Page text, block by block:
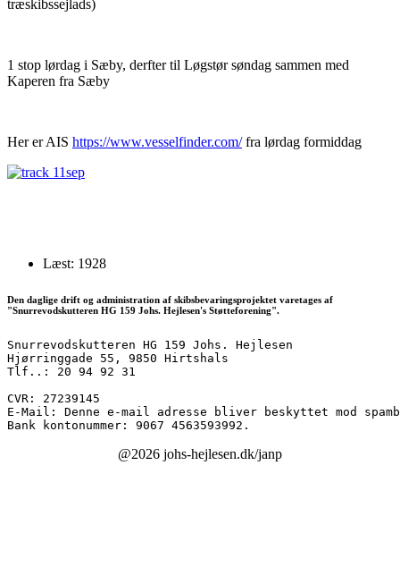
træskibssejlads)
1 stop lørdag i Sæby, derfter til Løgstør søndag sammen med
Kaperen fra Sæby
Her er AIS https://www.vesselfinder.com/fra lørdag formiddag
Læst: 1928
Den daglige drift og administration af skibsbevaringsprojektet varetages af
"Snurrevodskutteren HG 159 Johs. Hejlesen's Støtteforening".
Snurrevodskutteren HG 159 Johs. Hejlesen
Hjørringgade 55, 9850 Hirtshals
Tlf..: 20 94 92 31
CVR: 27239145
E-Mail: Denne e-mail adresse bliver beskyttet mod
Bank kontonummer: 9067 4563593992.
@2026 johs-hejlesen.dk/janp